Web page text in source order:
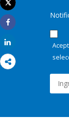
Imprimir
Tweet
Share